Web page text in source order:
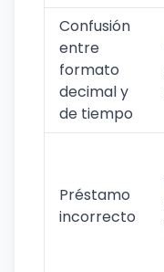
Confusión
entre
formato
decimal y
de tiempo
Préstamo
incorrecto